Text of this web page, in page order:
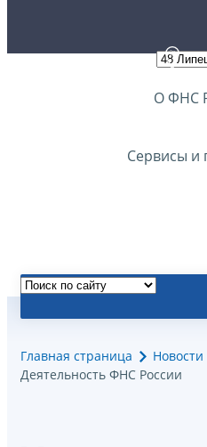
О ФНС
Сервисы и
Главная страница
Новости
Деятельность ФНС России